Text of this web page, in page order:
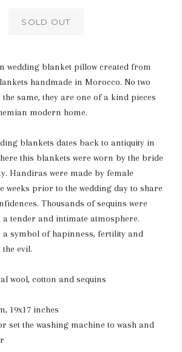
SOLD OUT
wedding blanket pillow created from
handmade in Morocco. No two
same, they are one of a kind pieces
modern home.
blankets dates back to antiquity in
this blankets were worn by the bride
Handiras were made by female
weeks prior to the wedding day to share
Thousands of sequins were
a tender and intimate atmosphere.
symbol of hapinness, fertility and
evil.
wool, cotton and sequins
19x17 inches
set the washing machine to wash and